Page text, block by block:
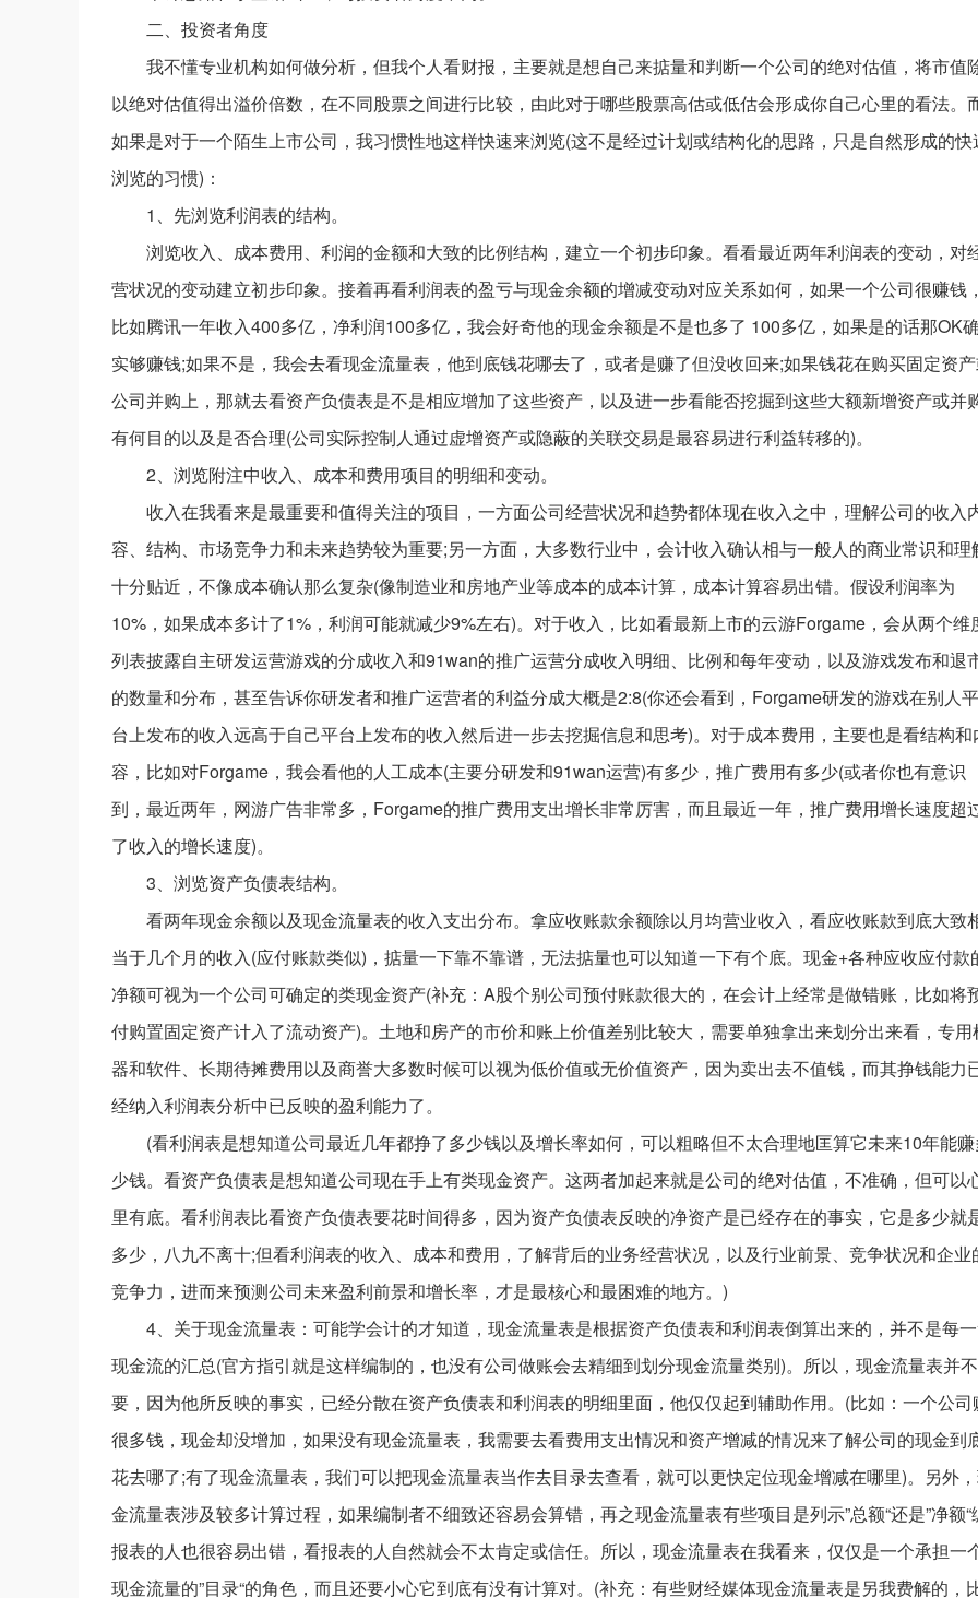
二、投资者角度
我不懂专业机构如何做分析，但我个人看财报，主要就是想自己来掂量和判断一个公司的绝对估值，将市值
以绝对估值得出溢价倍数，在不同股票之间进行比较，由此对于哪些股票高估或低估会形成你自己心里的看法。
如果是对于一个陌生上市公司，我习惯性地这样快速来浏览(这不是经过计划或结构化的思路，只是自然形成的快
浏览的习惯)：
1、先浏览利润表的结构。
浏览收入、成本费用、利润的金额和大致的比例结构，建立一个初步印象。看看最近两年利润表的变动，对
营状况的变动建立初步印象。接着再看利润表的盈亏与现金余额的增减变动对应关系如何，如果一个公司很赚钱，
比如腾讯一年收入400多亿，净利润100多亿，我会好奇他的现金余额是不是也多了 100多亿，如果是的话那OK确
实够赚钱;如果不是，我会去看现金流量表，他到底钱花哪去了，或者是赚了但没收回来;如果钱花在购买固定资
公司并购上，那就去看资产负债表是不是相应增加了这些资产，以及进一步看能否挖掘到这些大额新增资产或并
有何目的以及是否合理(公司实际控制人通过虚增资产或隐蔽的关联交易是最容易进行利益转移的)。
2、浏览附注中收入、成本和费用项目的明细和变动。
收入在我看来是最重要和值得关注的项目，一方面公司经营状况和趋势都体现在收入之中，理解公司的收入
容、结构、市场竞争力和未来趋势较为重要;另一方面，大多数行业中，会计收入确认相与一般人的商业常识和理
十分贴近，不像成本确认那么复杂(像制造业和房地产业等成本的成本计算，成本计算容易出错。假设利润率为
10%，如果成本多计了1%，利润可能就减少9%左右)。对于收入，比如看最新上市的云游Forgame，会从两个维
列表披露自主研发运营游戏的分成收入和91wan的推广运营分成收入明细、比例和每年变动，以及游戏发布和退
的数量和分布，甚至告诉你研发者和推广运营者的利益分成大概是2:8(你还会看到，Forgame研发的游戏在别人平
台上发布的收入远高于自己平台上发布的收入然后进一步去挖掘信息和思考)。对于成本费用，主要也是看结构和
容，比如对Forgame，我会看他的人工成本(主要分研发和91wan运营)有多少，推广费用有多少(或者你也有意识
到，最近两年，网游广告非常多，Forgame的推广费用支出增长非常厉害，而且最近一年，推广费用增长速度超
了收入的增长速度)。
3、浏览资产负债表结构。
看两年现金余额以及现金流量表的收入支出分布。拿应收账款余额除以月均营业收入，看应收账款到底大致
当于几个月的收入(应付账款类似)，掂量一下靠不靠谱，无法掂量也可以知道一下有个底。现金+各种应收应付款
净额可视为一个公司可确定的类现金资产(补充：A股个别公司预付账款很大的，在会计上经常是做错账，比如将
付购置固定资产计入了流动资产)。土地和房产的市价和账上价值差别比较大，需要单独拿出来划分出来看，专用
器和软件、长期待摊费用以及商誉大多数时候可以视为低价值或无价值资产，因为卖出去不值钱，而其挣钱能力
经纳入利润表分析中已反映的盈利能力了。
(看利润表是想知道公司最近几年都挣了多少钱以及增长率如何，可以粗略但不太合理地匡算它未来10年能
少钱。看资产负债表是想知道公司现在手上有类现金资产。这两者加起来就是公司的绝对估值，不准确，但可以
里有底。看利润表比看资产负债表要花时间得多，因为资产负债表反映的净资产是已经存在的事实，它是多少就
多少，八九不离十;但看利润表的收入、成本和费用，了解背后的业务经营状况，以及行业前景、竞争状况和企业
竞争力，进而来预测公司未来盈利前景和增长率，才是最核心和最困难的地方。)
4、关于现金流量表：可能学会计的才知道，现金流量表是根据资产负债表和利润表倒算出来的，并不是每
现金流的汇总(官方指引就是这样编制的，也没有公司做账会去精细到划分现金流量类别)。所以，现金流量表并
要，因为他所反映的事实，已经分散在资产负债表和利润表的明细里面，他仅仅起到辅助作用。(比如：一个公司
很多钱，现金却没增加，如果没有现金流量表，我需要去看费用支出情况和资产增减的情况来了解公司的现金到
花去哪了;有了现金流量表，我们可以把现金流量表当作去目录去查看，就可以更快定位现金增减在哪里)。另外
金流量表涉及较多计算过程，如果编制者不细致还容易会算错，再之现金流量表有些项目是列示”总额“还是”净额“
报表的人也很容易出错，看报表的人自然就会不太肯定或信任。所以，现金流量表在我看来，仅仅是一个承担一
现金流量的”目录“的角色，而且还要小心它到底有没有计算对。(补充：有些财经媒体现金流量表是另我费解的，